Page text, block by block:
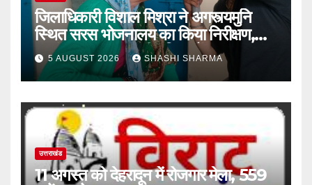
जिलाधिकारी विशाल मिश्रा ने अगस्त्यमुनि
स्थित सरस भोजनालय का किया निरीक्षण,
स्वयं सहायता समूह की महिलाओं का बढ़ाया
उत्साह
5 AUGUST 2026 SHASHI SHARMA
उत्तराखंड
11 अगस्त को देहरादून में रोजगार मेला, 559